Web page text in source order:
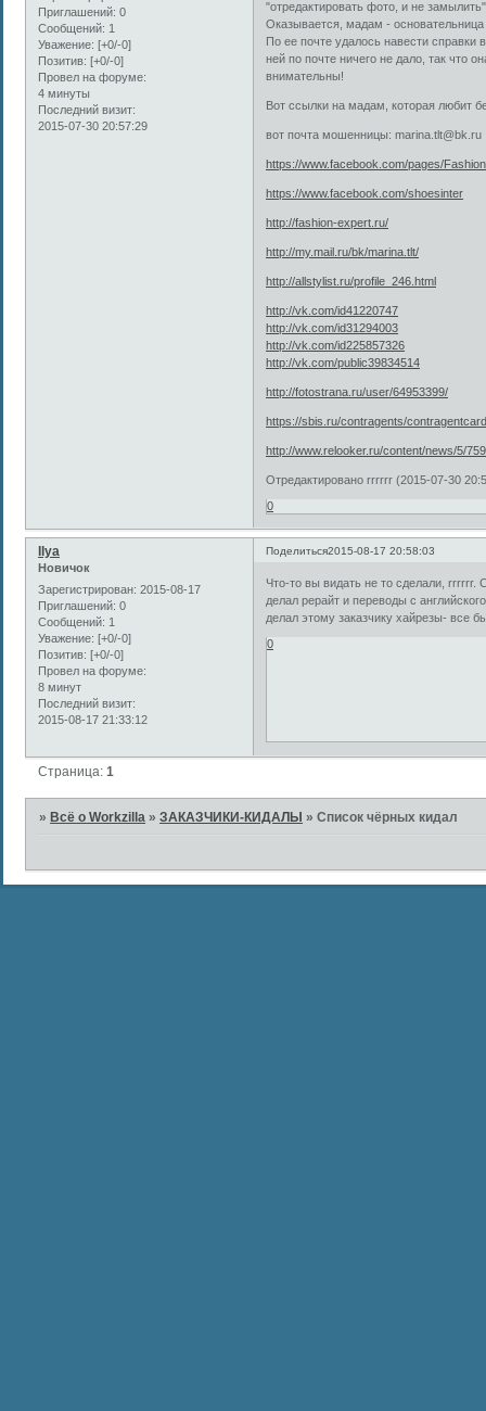
Приглашений: 0
Сообщений: 1
Уважение: [+0/-0]
Позитив: [+0/-0]
Провел на форуме:
4 минуты
Последний визит:
2015-07-30 20:57:29
"отредактировать фото, и не
Оказывается, мадам -
По ее почте удалось навести
ней по почте ничего не дало, так что
внимательны!
Вот ссылки на мадам, которая любит
вот почта мошенницы: marina.tlt@bk.ru
https://www.facebook.com/pages/
https://www.facebook.com/shoesinter
http://fashion-expert.ru/
http://my.mail.ru/bk/marina.tlt/
http://allstylist.ru/profile_246.html
http://vk.com/id41220747
http://vk.com/id31294003
http://vk.com/id225857326
http://vk.com/public39834514
http://fotostrana.ru/user/64953399/
https://sbis.ru/contragents/
http://www.relooker.ru/content/news/5/
Отредактировано rrrrrr (2015-07-30
0
Поделиться2015-08-17 20:58:03
Ilya
Новичок
Зарегистрирован: 2015-08-17
Приглашений: 0
Сообщений: 1
Уважение: [+0/-0]
Позитив: [+0/-0]
Провел на форуме:
8 минут
Последний визит:
2015-08-17 21:33:12
Что-то вы видать не то сделали, rrrrrr.
делал рерайт и переводы с
делал этому заказчику хайрезы- все
0
Страница:1
» Всё о Workzilla »ЗАКАЗЧИКИ-КИДАЛЫ »Список чёрных кидал